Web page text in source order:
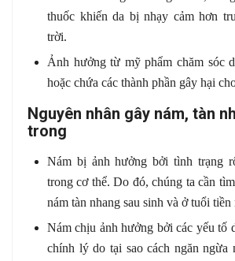
thuốc khiến da bị nhạy cảm hơn
trời.
Ảnh hưởng từ mỹ phẩm chăm sóc
hoặc chứa các thành phần gây hại
Nguyên nhân gây nám, tàn
trong
Nám bị ảnh hưởng bởi tình trạng
trong cơ thể. Do đó, chúng ta cần
nám tàn nhang sau sinh và ở tuổi tiền
Nám chịu ảnh hưởng bởi các yếu tố
chính lý do tại sao cách ngăn ngừa